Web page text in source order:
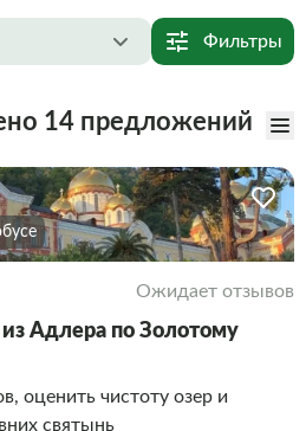
Фильтры
14 предложений
Ожидает отзывов
из Адлера по Золотому
оценить чистоту озер и
святынь